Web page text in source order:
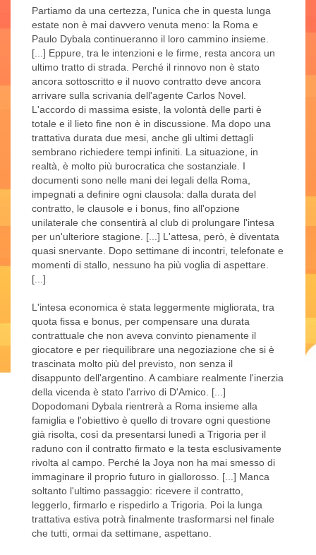
Partiamo da una certezza, l'unica che in questa lunga
estate non è mai davvero venuta meno: la Roma e
Paulo Dybala continueranno il loro cammino insieme.
[...] Eppure, tra le intenzioni e le firme, resta ancora un
ultimo tratto di strada. Perché il rinnovo non è stato
ancora sottoscritto e il nuovo contratto deve ancora
arrivare sulla scrivania dell'agente Carlos Novel.
L'accordo di massima esiste, la volontà delle parti è
totale e il lieto fine non è in discussione. Ma dopo una
trattativa durata due mesi, anche gli ultimi dettagli
sembrano richiedere tempi infiniti. La situazione, in
realtà, è molto più burocratica che sostanziale. I
documenti sono nelle mani dei legali della Roma,
impegnati a definire ogni clausola: dalla durata del
contratto, le clausole e i bonus, fino all'opzione
unilaterale che consentirà al club di prolungare l'intesa
per un'ulteriore stagione. [...] L'attesa, però, è diventata
quasi snervante. Dopo settimane di incontri, telefonate e
momenti di stallo, nessuno ha più voglia di aspettare.
[...]
L'intesa economica è stata leggermente migliorata, tra
quota fissa e bonus, per compensare una durata
contrattuale che non aveva convinto pienamente il
giocatore e per riequilibrare una negoziazione che si è
trascinata molto più del previsto, non senza il
disappunto dell'argentino. A cambiare realmente l'inerzia
della vicenda è stato l'arrivo di D'Amico. [...]
Dopodomani Dybala rientrerà a Roma insieme alla
famiglia e l'obiettivo è quello di trovare ogni questione
già risolta, così da presentarsi lunedì a Trigoria per il
raduno con il contratto firmato e la testa esclusivamente
rivolta al campo. Perché la Joya non ha mai smesso di
immaginare il proprio futuro in giallorosso. [...] Manca
soltanto l'ultimo passaggio: ricevere il contratto,
leggerlo, firmarlo e rispedirlo a Trigoria. Poi la lunga
trattativa estiva potrà finalmente trasformarsi nel finale
che tutti, ormai da settimane, aspettano.